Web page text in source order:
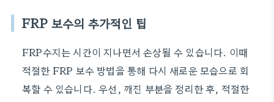
FRP 보수의 추가적인 팁
FRP수지는 시간이 지나면서 손상될 수 있습니다. 이때
적절한 FRP 보수 방법을 통해 다시 새로운 모습으로 회
복할 수 있습니다. 우선, 깨진 부분을 정리한 후, 적절한